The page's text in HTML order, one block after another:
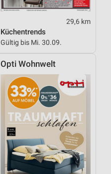
29,6 km
Küchentrends
Gültig bis Mi. 30.09.
Opti Wohnwelt